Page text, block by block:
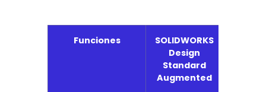
Funciones
SOLIDWORKS
Design
Standard
Augmented